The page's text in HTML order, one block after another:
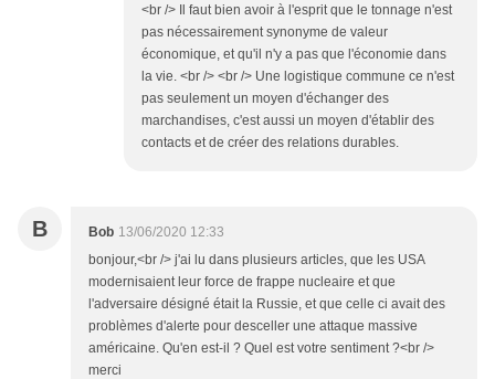
<br /> Il faut bien avoir à l'esprit que le tonnage n'est
pas nécessairement synonyme de valeur
économique, et qu'il n'y a pas que l'économie dans
la vie. <br /> <br /> Une logistique commune ce n'est
pas seulement un moyen d'échanger des
marchandises, c'est aussi un moyen d'établir des
contacts et de créer des relations durables.
B Bob 13/06/2020 12:33
bonjour,<br /> j'ai lu dans plusieurs articles, que les USA
modernisaient leur force de frappe nucleaire et que
l'adversaire désigné était la Russie, et que celle ci avait des
problèmes d'alerte pour desceller une attaque massive
américaine. Qu'en est-il ? Quel est votre sentiment ?<br />
merci